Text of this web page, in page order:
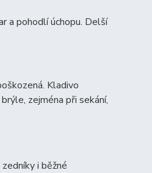
a pohodlí úchopu. Delší
Kladivo
zejména při sekání,
i běžné